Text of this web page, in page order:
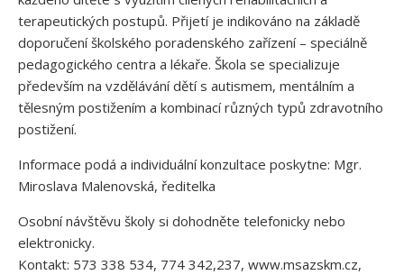
terapeutických postupů. Přijetí je indikováno na základě
doporučení školského poradenského zařízení – speciálně
pedagogického centra a lékaře. Škola se specializuje
především na vzdělávání dětí s autismem, mentálním a
tělesným postižením a kombinací různých typů zdravotního
postižení.
Informace podá a individuální konzultace poskytne: Mgr.
Miroslava Malenovská, ředitelka
Osobní návštěvu školy si dohodněte telefonicky nebo
elektronicky.
Kontakt: 573 338 534, 774 342,237, www.msazskm.cz,